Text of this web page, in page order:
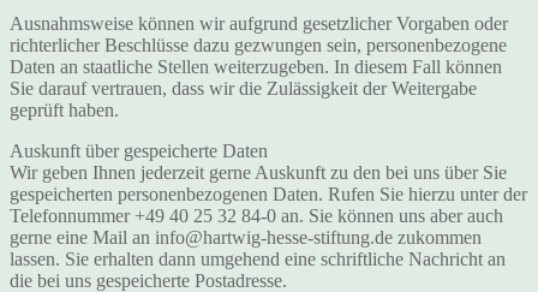
Ausnahmsweise können wir aufgrund gesetzlicher Vorgaben oder
richterlicher Beschlüsse dazu gezwungen sein, personenbezogene
Daten an staatliche Stellen weiterzugeben. In diesem Fall können
Sie darauf vertrauen, dass wir die Zulässigkeit der Weitergabe
geprüft haben.
Auskunft über gespeicherte Daten
Wir geben Ihnen jederzeit gerne Auskunft zu den bei uns über Sie
gespeicherten personenbezogenen Daten. Rufen Sie hierzu unter der
Telefonnummer +49 40 25 32 84-0 an. Sie können uns aber auch
gerne eine Mail an info@hartwig-hesse-stiftung.de zukommen
lassen. Sie erhalten dann umgehend eine schriftliche Nachricht an
die bei uns gespeicherte Postadresse.